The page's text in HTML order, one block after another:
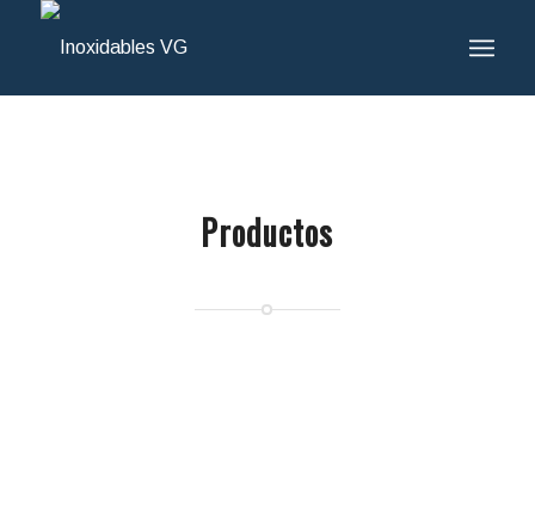
Productos